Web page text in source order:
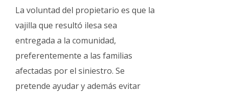
La voluntad del propietario es que la
vajilla que resultó ilesa sea
entregada a la comunidad,
preferentemente a las familias
afectadas por el siniestro. Se
pretende ayudar y además evitar